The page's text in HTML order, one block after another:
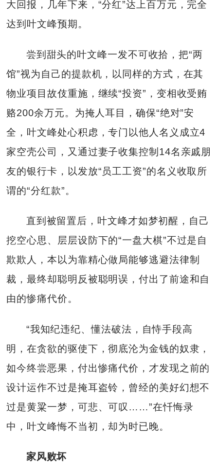
大回报，几年下来，“分红”达上百万元，完全
达到叶文峰预期。
尝到甜头的叶文峰一发不可收拾，把“两
馆”视为自己的提款机，以同样的方式，在其
物业项目故伎重施，继续“投资”，变相收受贿
赂200余万元。为掩人耳目，确保“绝对”安
全，叶文峰处心积虑，专门以他人名义成立4
家空壳公司，又通过妻子收集控制14名亲戚朋
友的银行卡，以发放“员工工资”的名义收取所
谓的“分红款”。
直到被留置后，叶文峰才如梦初醒，自己
挖空心思、层层设防下的“一盘大棋”不过是自
欺欺人，本以为靠精心做局能够逃避法律制
裁，最终却聪明反被聪明误，付出了前途和自
由的惨痛代价。
“我知纪违纪、懂法破法，自恃手段高
明，在贪欲的驱使下，彻底沦为金钱的奴隶，
如今终尝恶果，付出惨痛代价，才发现之前的
设计运作不过是掩耳盗铃，曾经的美好幻想不
过是黄粱一梦，可悲、可叹……”在忏悔录
中，叶文峰悔不当初，却为时已晚。
家风败坏